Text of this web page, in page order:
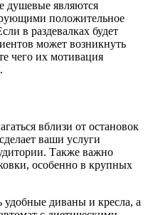
душевые являются
положительное
в раздевалках будет
может возникнуть
чего их мотивация
вблизи от остановок
ваши услуги
Также важно
особенно в крупных
диваны и кресла, а